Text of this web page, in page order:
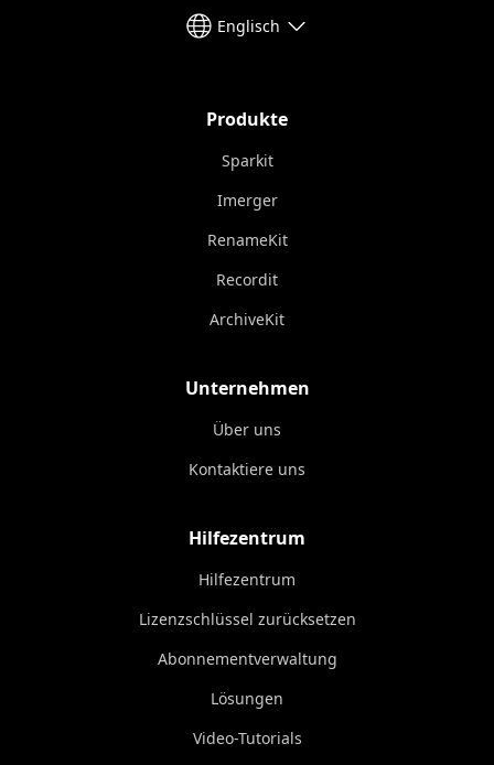
Englisch
Produkte
Sparkit
Imerger
RenameKit
Recordit
ArchiveKit
Unternehmen
Über uns
Kontaktiere uns
Hilfezentrum
Hilfezentrum
Lizenzschlüssel zurücksetzen
Abonnementverwaltung
Lösungen
Video-Tutorials